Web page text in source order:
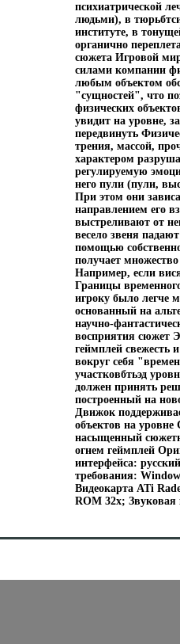
психиатрической
людьми), в
институте, в
органично
сюжета Игровой
силами компании
любым объектом
"сущностей", что
физических
увидит на уровне,
передвинуть
трения, массой,
характером
регулируемую
него пули (пули,
При этом они
направлением его
выстреливают от
весело звеня
помощью
получает
Например, если
Границы
игроку было легче
основанный на
научно-
восприятия сюжет
геймплей свежесть
вокруг себя
участковбтьэд
должен принять
построенный на
Движок
объектов на
насыщенный
огнем геймплей
интерфейса:
требования:
Видеокарта ATi
ROM 32x;